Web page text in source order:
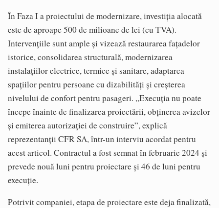
În Faza I a proiectului de modernizare, investiția alocată
este de aproape 500 de milioane de lei (cu TVA).
Intervențiile sunt ample și vizează restaurarea fațadelor
istorice, consolidarea structurală, modernizarea
instalațiilor electrice, termice și sanitare, adaptarea
spațiilor pentru persoane cu dizabilități și creșterea
nivelului de confort pentru pasageri. „Execuția nu poate
începe înainte de finalizarea proiectării, obținerea avizelor
și emiterea autorizației de construire”, explică
reprezentanții CFR SA, într-un interviu acordat pentru
acest articol. Contractul a fost semnat în februarie 2024 și
prevede nouă luni pentru proiectare și 46 de luni pentru
execuție.
Potrivit companiei, etapa de proiectare este deja finalizată,